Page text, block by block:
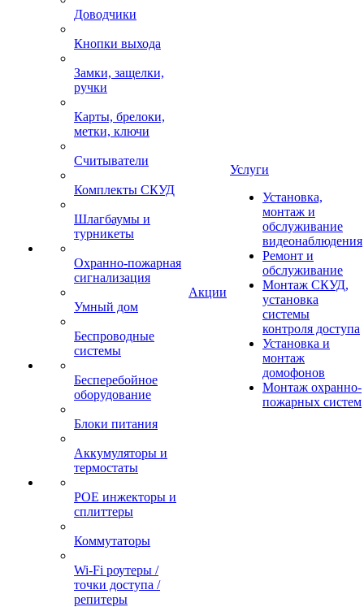
Доводчики
Кнопки выхода
Замки, защелки,
ручки
Карты, брелоки,
метки, ключи
Считыватели
Комплекты СКУД
Шлагбаумы и
турникеты
Охранно-пожарная
сигнализация
Умный дом
Беспроводные
системы
Бесперебойное
оборудование
Блоки питания
Аккумуляторы и
термостаты
POE инжекторы и
сплиттеры
Коммутаторы
Wi-Fi роутеры /
точки доступа /
репитеры
Акции
Услуги
Установка,
монтаж и
обслуживание
видеонаблюдения
Ремонт и
обслуживание
Монтаж СКУД,
установка
системы
контроля доступа
Установка и
монтаж
домофонов
Монтаж охранно-
пожарных систем